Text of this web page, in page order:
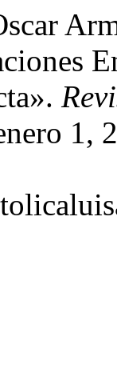
1,